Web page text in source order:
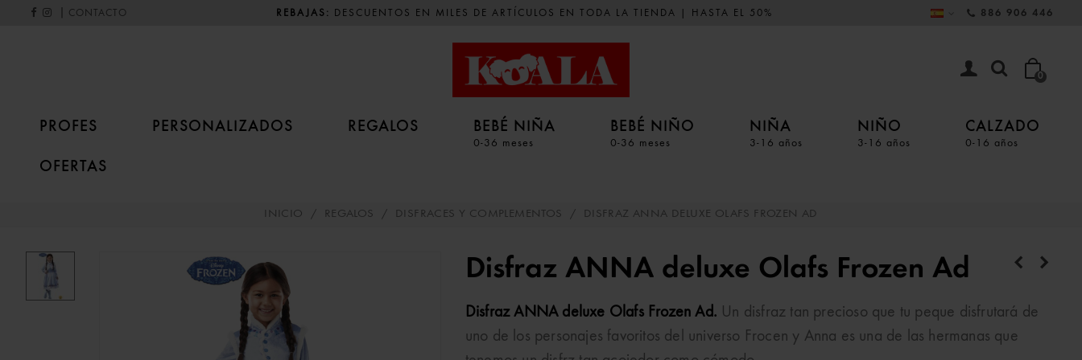
CONTACTO REBAJAS: DESCUENTOS EN MILES DE ARTÍCULOS EN TODA LA TIENDA | HASTA EL 50% 886 906 446
0
PROFES PERSONALIZADOS REGALOS BEBÉ NIÑA
0-36 meses
BEBÉ NIÑO
0-36 meses
NIÑA
3-16 años
NIÑO
3-16 años
CALZADO
0-16 años
OFERTAS
INICIO / REGALOS / DISFRACES Y COMPLEMENTOS / DISFRAZ ANNA DELUXE OLAFS FROZEN AD
Disfraz ANNA deluxe Olafs Frozen Ad
Disfraz ANNA deluxe Olafs Frozen Ad. Un disfraz tan precioso que tu peque disfrutará de
uno de los personajes favoritos del universo Frocen y Anna es una de las hermanas que